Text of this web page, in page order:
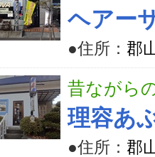
ヘアー
●住所： 郡
昔ながら
理容あ
●住所： 郡